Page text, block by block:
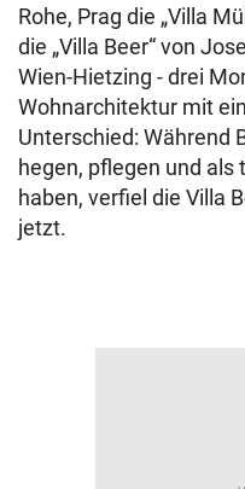
Rohe, Prag die „Villa
die „Villa Beer“ von
Wien-Hietzing - drei
Wohnarchitektur mit
Unterschied: Während
hegen, pflegen und
haben, verfiel die Villa
jetzt.